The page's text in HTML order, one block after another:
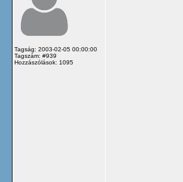
Tagság: 2003-02-05 00:00:00
Tagszám: #939
Hozzászólások: 1095